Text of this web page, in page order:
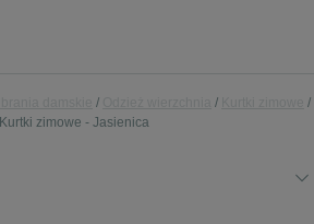
Kurtki zimowe - Jasienica